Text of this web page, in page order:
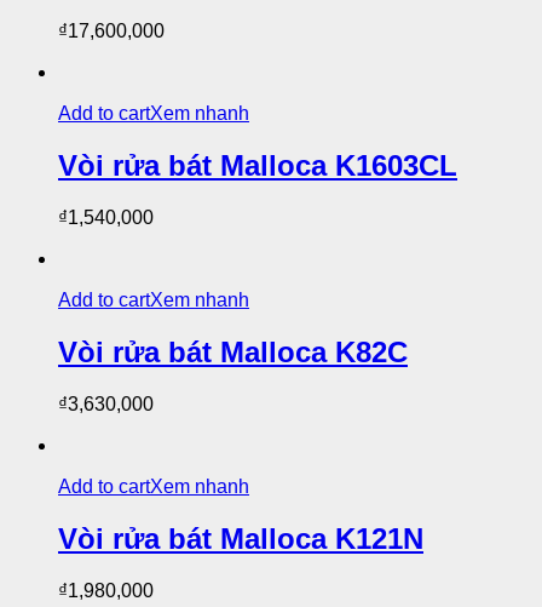
₫17,600,000
Add to cartXem nhanh
Vòi rửa bát Malloca K1603CL
₫1,540,000
Add to cartXem nhanh
Vòi rửa bát Malloca K82C
₫3,630,000
Add to cartXem nhanh
Vòi rửa bát Malloca K121N
₫1,980,000